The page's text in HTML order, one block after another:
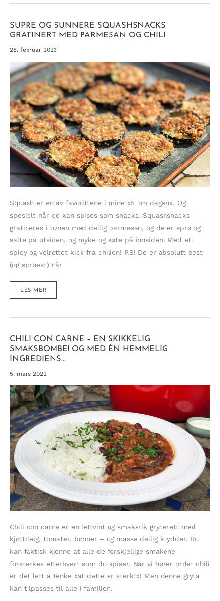
SUPRE OG SUNNERE SQUASHSNACKS
GRATINERT MED PARMESAN OG CHILI
28. februar 2023
Squash er en av favorittene i mine «5 om dagen». Og
spesielt når de kan spises som snacks. Squashsnacks
gratineres i ovnen med deilig parmesan, og de er sprø og
salte på utsiden, og myke og søte på innsiden. Med et
spicy og velrettet kick fra chilien! P.S! De er absolutt best
(og sprøest) når
SUPRE
SUNNERE
PARMESAN
LES MER
CHILI CON CARNE – EN SKIKKELIG
SMAKSBOMBE! OG MED ÉN HEMMELIG
INGREDIENS…
5. mars 2022
Chili con carne er en lettvint og smaksrik gryterett med
kjøttdeig, tomater, bønner – og masse deilig krydder. Du
kan faktisk kjenne at alle de forskjellige smakene
forsterkes etterhvert som du spiser. Når vi hører ordet chili
er det lett å tenke «at dette er sterkt»! Men denne gryta
kan tilpasses til alle i familien,